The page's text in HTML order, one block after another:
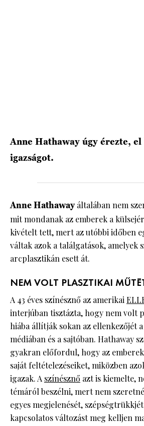
Anne Hathaway úgy érezte,
igazságot.
Anne Hathawayáltalában nem
mit mondanak az emberek a
kivételt tett, mert az utóbbi időben
váltak azok a találgatások, amelyek
arcplasztikán esett át.
NEM VOLT PLASZTIKAI
A 43 éves színésznő az amerikai
interjúban tisztázta, hogy nem volt
hiába állítják sokan az ellenkezőjét
médiában és a sajtóban. Hathaway
gyakran előfordul, hogy az
saját feltételezéseiket, miközben
igazak. A színésznő azt is kiemelte,
témáról beszélni, mert nem
egyes megjelenését,
kapcsolatos változást meg kelljen